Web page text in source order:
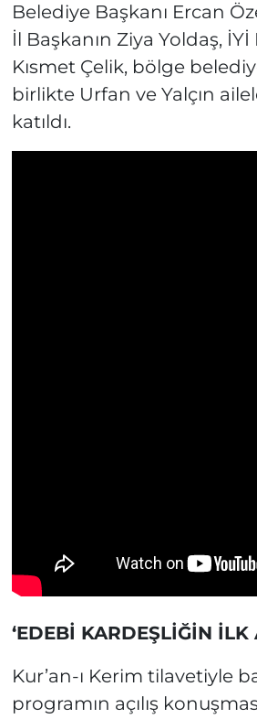
Belediye Başkanı Ercan
İl Başkanın Ziya Yoldaş,
Kısmet Çelik, bölge
birlikte Urfan ve Yalçın
katıldı.
‘EDEBİ KARDEŞLİĞİN İLK
Kur’an-ı Kerim tilavetiyle
programın açılış